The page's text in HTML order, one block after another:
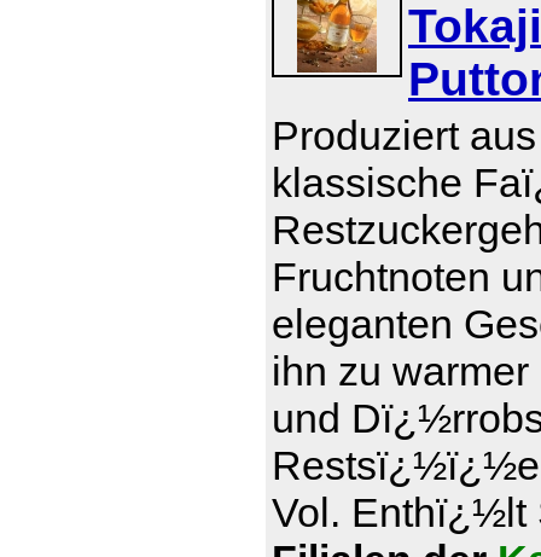
Produziert
klassische
Fruchtnoten
eleganten
ihn zu
und
Restsï¿½ï¿½e
Vol. Enthï¿½lt